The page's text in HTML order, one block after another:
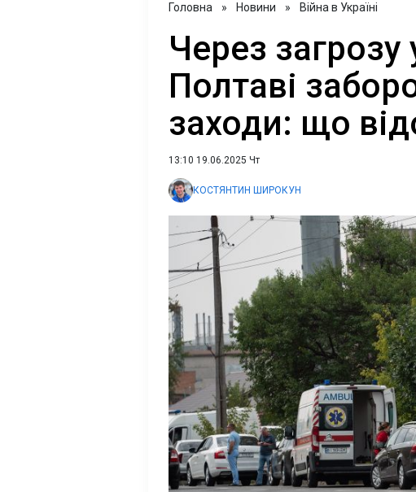
Головна » Новини » Війна в Україні
Через загрозу
Полтаві
заходи: що
13:10 19.06.2025 Чт
КОСТЯНТИН ШИРОКУН